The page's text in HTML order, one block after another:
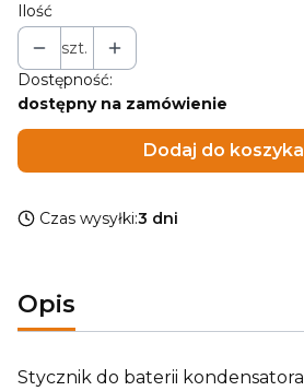
Ilość
szt.
Dostępność:
dostępny na zamówienie
Dodaj do koszyka
Czas wysyłki:3 dni
Opis
Stycznik do baterii kondensatora